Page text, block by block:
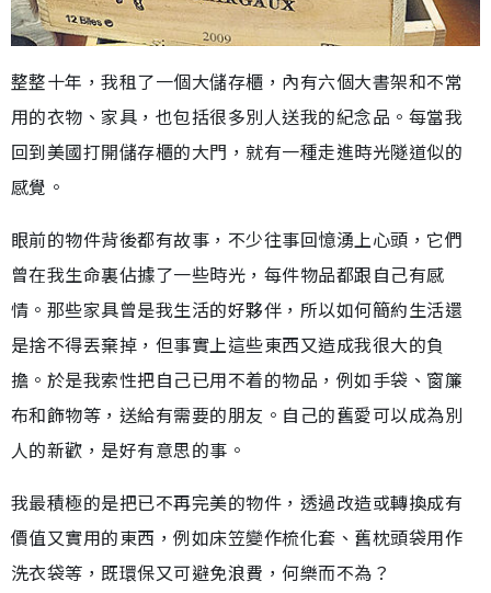
整整十年，我租了一個大儲存櫃，內有六個大書架和不常
用的衣物、家具，也包括很多別人送我的紀念品。每當我
回到美國打開儲存櫃的大門，就有一種走進時光隧道似的
感覺。
眼前的物件背後都有故事，不少往事回憶湧上心頭，它們
曾在我生命裏佔據了一些時光，每件物品都跟自己有感
情。那些家具曾是我生活的好夥伴，所以如何簡約生活還
是捨不得丟棄掉，但事實上這些東西又造成我很大的負
擔。於是我索性把自己已用不着的物品，例如手袋、窗簾
布和飾物等，送給有需要的朋友。自己的舊愛可以成為別
人的新歡，是好有意思的事。
我最積極的是把已不再完美的物件，透過改造或轉換成有
價值又實用的東西，例如床笠變作梳化套、舊枕頭袋用作
洗衣袋等，既環保又可避免浪費，何樂而不為？